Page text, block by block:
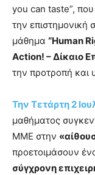
you can taste”,
την επιστημονική
μάθημα “Human
Action! – Δίκαιο
την προτροπή και
Την Τετάρτη 2
μαθήματος
ΜΜΕ στην
προετοιμάσουν
σύγχρονη